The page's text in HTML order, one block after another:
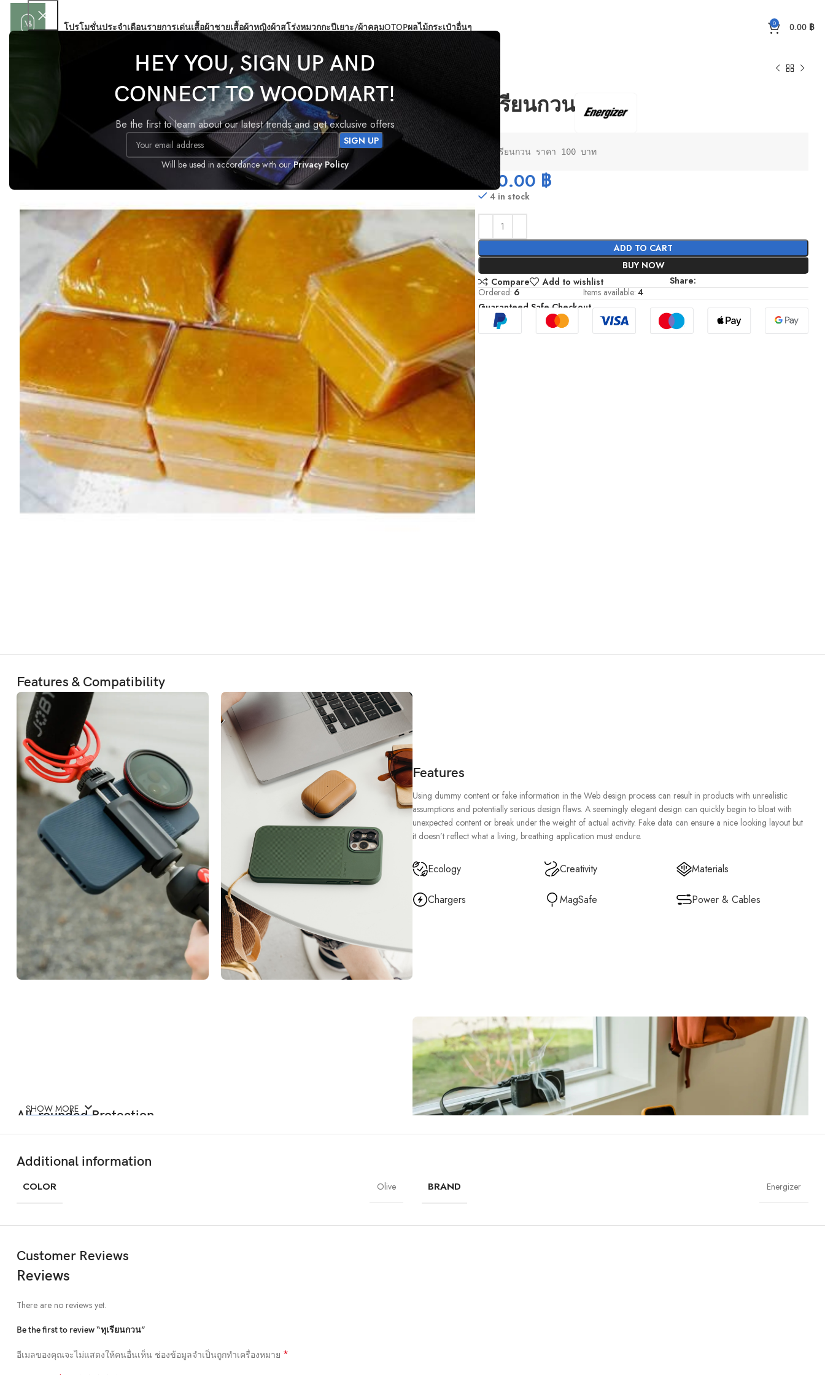
HEY YOU, SIGN UP AND
CONNECT TO WOODMART!
Be the first to learn about our latest trends and get exclusive offers
Will be used in accordance with ourPrivacy Policy
โปรโมชั่นประจำเดือนรายการเด่นเสื้อผ้าชายเสื้อผ้าหญิงผ้าสโร่งหมวกกะปีเยาะ/ผ้าคลุมOTOPผลไม้กระเป๋าอื่นๆ 0 0.00 ฿
OTOP
ทุเรียนกวน
ทุเรียนกวน ราคา 100 บาท
100.00 ฿
4 in stock
ADD TO CART
BUY NOW
Compare
Add to wishlist
Share:
Ordered: 6 Items available: 4
Guaranteed Safe Checkout
Features & Compatibility
Features
Using dummy content or fake information in the Web design process can result in products with unrealistic
assumptions and potentially serious design flaws. A seemingly elegant design can quickly begin to bloat with
unexpected content or break under the weight of actual activity. Fake data can ensure a nice looking layout but
it doesn’t reflect what a living, breathing application must endure.
Ecology
Chargers
Creativity
MagSafe
Materials
Power & Cables
All-rounded Protection
Rated for drops up to 6 feet, these cases include additional internal shock-absorbing geometry to protect your
during an impact. We even leave room for you to apply a screen protector, giving you that extra comfort.
Questions & Answers
SHOW MORE
Additional information
COLOR Olive BRAND Energizer
Customer Reviews
Reviews
There are no reviews yet.
Be the first to review “ทุเรียนกวน”
อีเมลของคุณจะไม่แสดงให้คนอื่นเห็น ช่องข้อมูลจำเป็นถูกทำเครื่องหมาย *